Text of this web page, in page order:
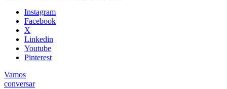
Instagram
Facebook
X
Linkedin
Youtube
Pinterest
Vamos
conversar